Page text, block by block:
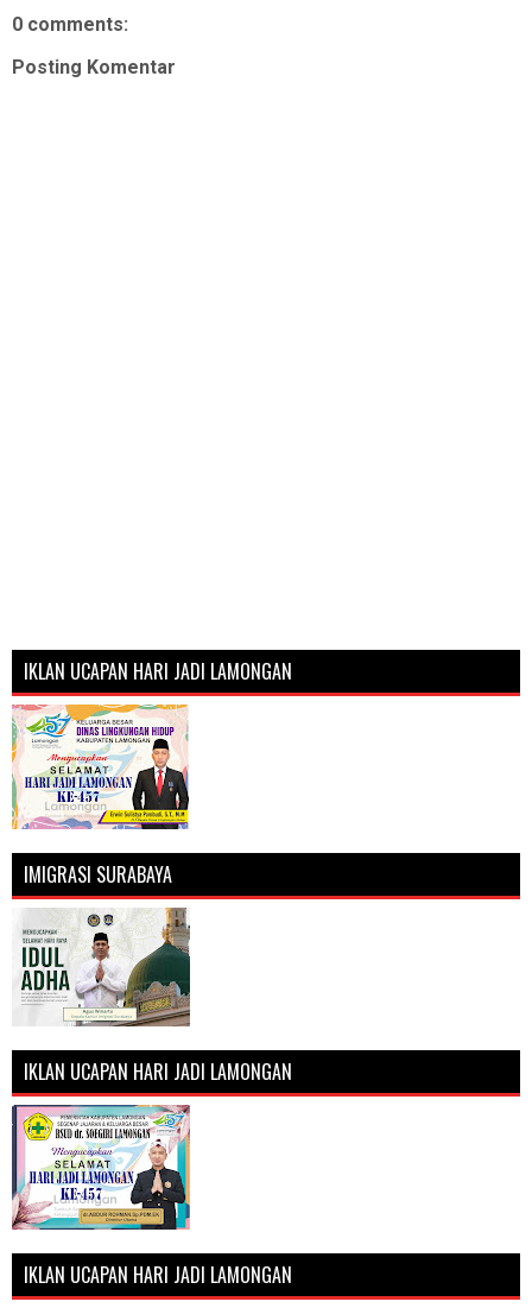
0 comments:
Posting Komentar
IKLAN UCAPAN HARI JADI LAMONGAN
IMIGRASI SURABAYA
IKLAN UCAPAN HARI JADI LAMONGAN
IKLAN UCAPAN HARI JADI LAMONGAN